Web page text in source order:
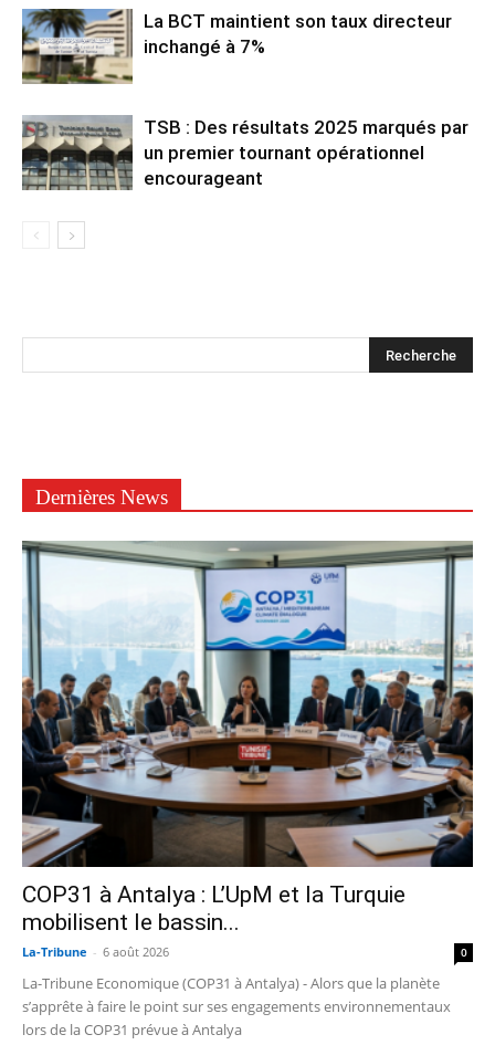
La BCT maintient son taux directeur
inchangé à 7%
TSB : Des résultats 2025 marqués par
un premier tournant opérationnel
encourageant
Dernières News
COP31 à Antalya : L’UpM et la Turquie
mobilisent le bassin...
La-Tribune - 6 août 2026 0
La-Tribune Economique (COP31 à Antalya) - Alors que la planète
s’apprête à faire le point sur ses engagements environnementaux
lors de la COP31 prévue à Antalya